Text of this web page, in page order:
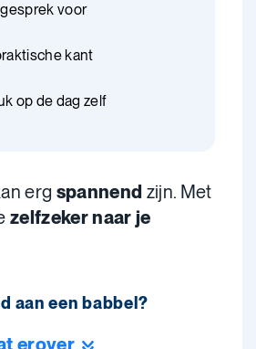
voor
kant
op de dag zelf
erg spannend zijn. Met
zelfzeker naar je
aan een babbel?
erover